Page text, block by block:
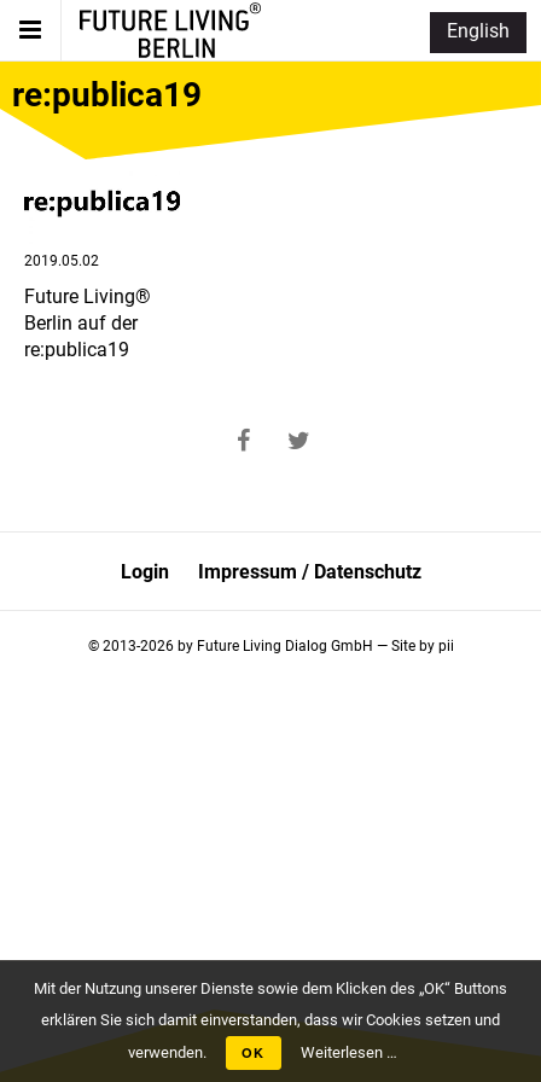
English
re:publica19
2019.05.02
Future Living®
Berlin auf der
re:publica19
Login Impressum / Datenschutz
© 2013-2026 by Future Living Dialog GmbH — Site by pii
Mit der Nutzung unserer Dienste sowie dem Klicken des „OK“ Buttons
erklären Sie sich damit einverstanden, dass wir Cookies setzen und
verwenden.
OK Weiterlesen …